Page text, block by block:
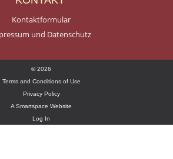
Kontaktformular
und Datenschutz
© 2026
Terms and Conditions of Use
Privacy Policy
A Smartspace Website
Log In